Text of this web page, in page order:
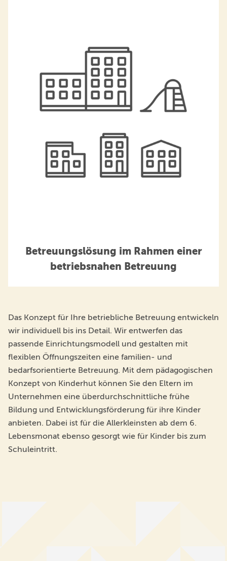
Betreuungslösung im Rahmen einer
betriebsnahen Betreuung
Das Konzept für Ihre betriebliche Betreuung entwickeln
wir individuell bis ins Detail. Wir entwerfen das
passende Einrichtungsmodell und gestalten mit
flexiblen Öffnungszeiten eine familien- und
bedarfsorientierte Betreuung. Mit dem pädagogischen
Konzept von Kinderhut können Sie den Eltern im
Unternehmen eine überdurchschnittliche frühe
Bildung und Entwicklungsförderung für ihre Kinder
anbieten. Dabei ist für die Allerkleinsten ab dem 6.
Lebensmonat ebenso gesorgt wie für Kinder bis zum
Schuleintritt.